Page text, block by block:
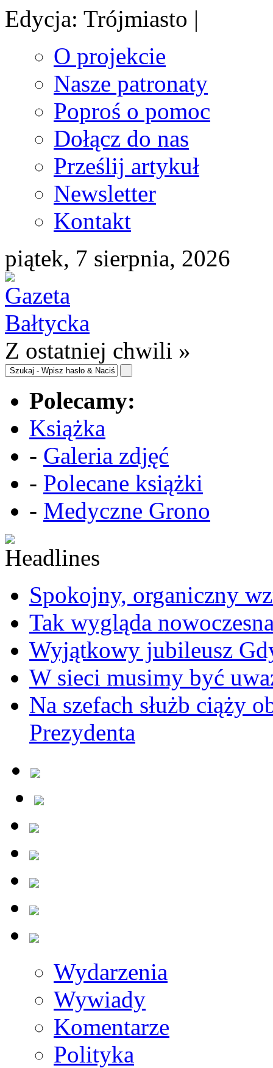
Edycja: Trójmiasto |
O projekcie
Nasze patronaty
Poproś o pomoc
Dołącz do nas
Prześlij artykuł
Newsletter
Kontakt
piątek, 7 sierpnia, 2026
Z ostatniej chwili »
Polecamy:
Książka
- Galeria zdjęć
- Polecane książki
- Medyczne Grono
Spokojny, organiczny
Tak wygląda
Wyjątkowy jubileusz
W sieci musimy być
Na szefach służb ciąży
Prezydenta
Wydarzenia
Wywiady
Komentarze
Polityka